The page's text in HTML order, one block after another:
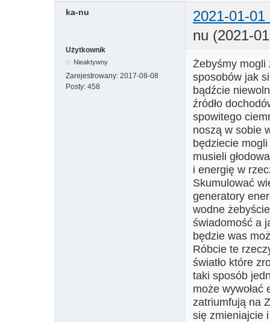
ka-nu
2021-01-01
nu (2021-
Użytkownik
Nieaktywny
Zarejestrowany: 2017-08-08
Posty: 458
Żebyśmy mogli
sposobów jak
bądźcie
źródło
spowitego
noszą w sobie
będziecie
musieli
i energię w
Skumulować
generatory
wodne
świadomość a
będzie was
Róbcie te
światło które
taki sposób
może wywołać
zatriumfują na
się zmieniajcie